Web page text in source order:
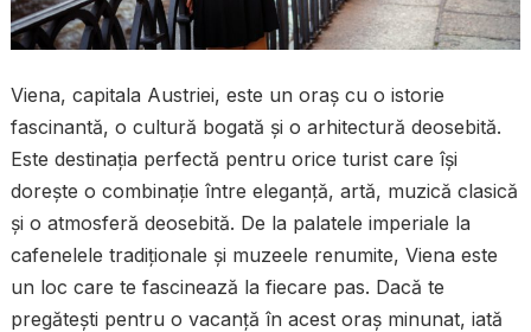
Viena, capitala Austriei, este un oraș cu o istorie
fascinantă, o cultură bogată și o arhitectură deosebită.
Este destinația perfectă pentru orice turist care își
dorește o combinație între eleganță, artă, muzică clasică
și o atmosferă deosebită. De la palatele imperiale la
cafenelele tradiționale și muzeele renumite, Viena este
un loc care te fascinează la fiecare pas. Dacă te
pregătești pentru o vacanță în acest oraș minunat, iată